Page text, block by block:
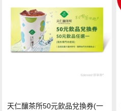
天仁釀茶所50元飲品兌換券(一